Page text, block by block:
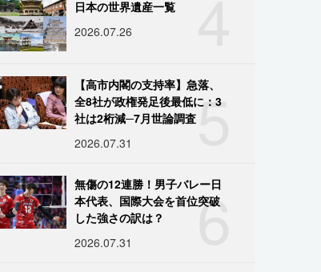
日本の世界遺産一覧
2026.07.26
5
【高市内閣の支持率】急落、
全8社が政権発足後最低に：3
社は2桁減─7月世論調査
2026.07.31
6
無傷の12連勝！男子バレー日
本代表、国際大会を首位突破
した強さの訳は？
2026.07.31